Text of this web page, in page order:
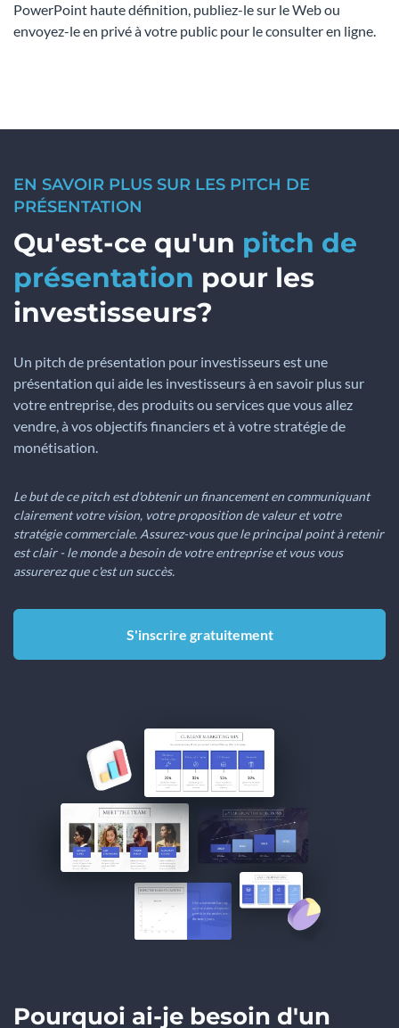
PowerPoint haute définition, publiez-le sur le Web ou
envoyez-le en privé à votre public pour le consulter en ligne.
EN SAVOIR PLUS SUR LES PITCH DE
PRÉSENTATION
Qu'est-ce qu'un pitch de
présentation pour les
investisseurs?
Un pitch de présentation pour investisseurs est une
présentation qui aide les investisseurs à en savoir plus sur
votre entreprise, des produits ou services que vous allez
vendre, à vos objectifs financiers et à votre stratégie de
monétisation.
Le but de ce pitch est d'obtenir un financement en communiquant
clairement votre vision, votre proposition de valeur et votre
stratégie commerciale. Assurez-vous que le principal point à retenir
est clair - le monde a besoin de votre entreprise et vous vous
assurerez que c'est un succès.
S'inscrire gratuitement
Pourquoi ai-je besoin d'un